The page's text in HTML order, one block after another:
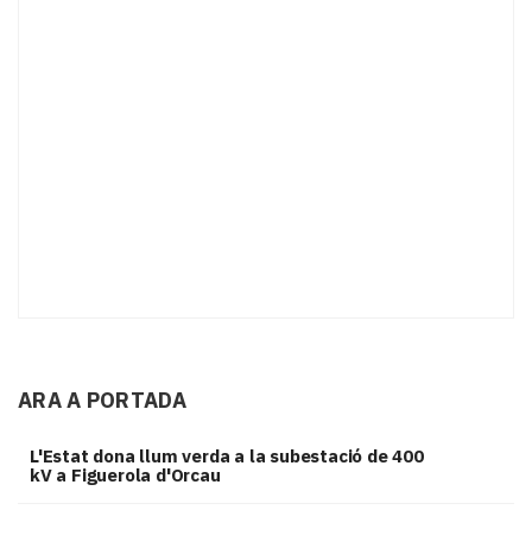
ARA A PORTADA
L'Estat dona llum verda a la subestació de 400
kV a Figuerola d'Orcau